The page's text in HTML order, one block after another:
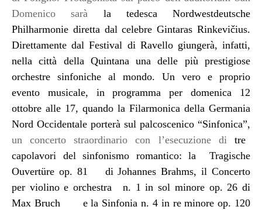
Domenico sarà la tedesca Nordwestdeutsche
Philharmonie diretta dal celebre Gintaras Rinkevičius.
Direttamente dal Festival di Ravello giungerà, infatti,
nella città della Quintana una delle più prestigiose
orchestre sinfoniche al mondo. Un vero e proprio
evento musicale, in programma per domenica 12
ottobre alle 17, quando la Filarmonica della Germania
Nord Occidentale porterà sul palcoscenico “Sinfonica”,
un concerto straordinario con l’esecuzione ditre
capolavori del sinfonismo romantico: la Tragische
Ouvertüre op. 81 di Johannes Brahms, il Concerto
per violino e orchestra n. 1 in sol minore op. 26 di
Max Bruch e la Sinfonia n. 4 in re minore op. 120